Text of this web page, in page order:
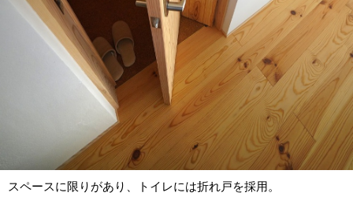
スペースに限りがあり、トイレには折れ戸を採用。